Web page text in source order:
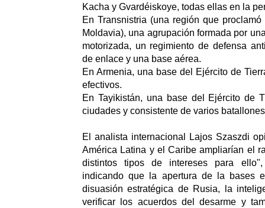
Kacha y Gvardéiskoye, todas ellas en la
En Transnistria (una región que
Moldavia), una agrupación formada por
motorizada, un regimiento de defensa
de enlace y una base aérea.
En Armenia, una base del Ejército de
efectivos.
En Tayikistán, una base del Ejército de
ciudades y consistente de varios
El analista internacional Lajos Szaszdi
América Latina y el Caribe ampliarían el
distintos tipos de intereses para
indicando que la apertura de la bases
disuasión estratégica de Rusia, la
verificar los acuerdos del desarme y